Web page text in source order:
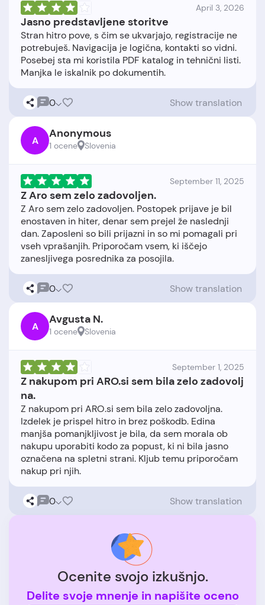
April 3, 2026
Jasno predstavljene storitve
Stran hitro pove, s čim se ukvarjajo, registracije ne
potrebuješ. Navigacija je logična, kontakti so vidni.
Posebej sta mi koristila PDF katalog in tehnični listi.
0 Show translation
A Anonymous
1 ocene Slovenia
September 11, 2025
Z Aro sem zelo zadovoljen.
Z Aro sem zelo zadovoljen. Postopek prijave je bil
enostaven in hiter, denar sem prejel že naslednji
dan. Zaposleni so bili prijazni in so mi pomagali pri
vseh vprašanjih. Priporočam vsem, ki iščejo
0 Show translation
A Avgusta N.
1 ocene Slovenia
September 1, 2025
Z nakupom pri ARO.si sem bila zelo zadovolj
na.
Z nakupom pri ARO.si sem bila zelo zadovoljna.
Izdelek je prispel hitro in brez poškodb. Edina
manjša pomanjkljivost je bila, da sem morala ob
nakupu uporabiti kodo za popust, ki ni bila jasno
označena na spletni strani. Kljub temu priporočam
0 Show translation
Ocenite svojo izkušnjo.
Delite svoje mnenje in napišite oceno